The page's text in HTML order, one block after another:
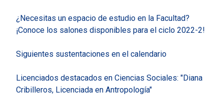
¿Necesitas un espacio de estudio en la Facultad?
¡Conoce los salones disponibles para el ciclo 2022-2!
Siguientes sustentaciones en el calendario
Licenciados destacados en Ciencias Sociales: "Diana
Cribilleros, Licenciada en Antropología"